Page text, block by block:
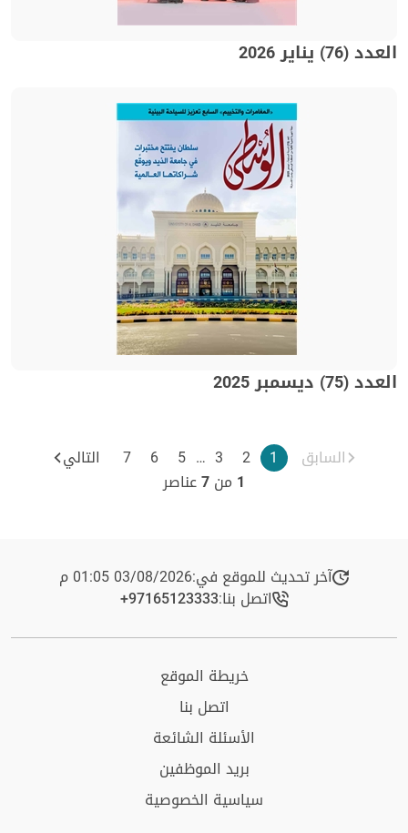
العدد (76) يناير 2026
العدد (75) ديسمبر 2025
السابق 1
2
3
…
5
6
7
التالي
1 من7عناصر
آخر تحديث للموقع في:03/08/2026 01:05 م
اتصل بنا:+97165123333​
خريطة الموقع
اتصل بنا
الأسئلة الشائعة
بريد الموظفين
سياسية الخصوصية